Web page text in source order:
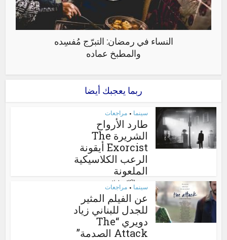
النساء في رمضان: التبرّج مُفسِده
والمطبخ عماده
ربما يعجبك أيضا
سينما • مراجعات
طارد الأرواح
الشريرة The
Exorcist أيقونة
الرعب الكلاسيكية
الملعونة
الكاتب:إسلام سعيد سينما • مراجعات
عن الفيلم المثير
للجدل للبناني زياد
دويري “The
Attack الصدمة”